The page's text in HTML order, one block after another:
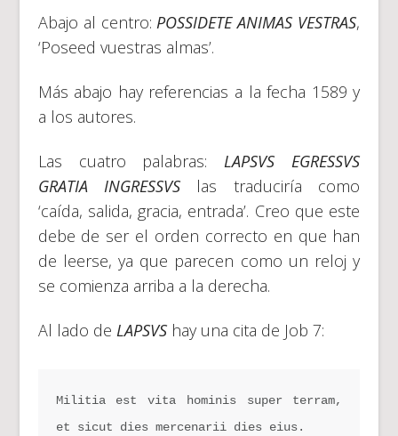
Abajo al centro:POSSIDETE ANIMAS VESTRAS,
‘Poseed vuestras almas’.
Más abajo hay referencias a la fecha 1589 y
a los autores.
Las cuatro palabras:LAPSVS EGRESSVS
GRATIA INGRESSVS las traduciría como
‘caída, salida, gracia, entrada’. Creo que este
debe de ser el orden correcto en que han
de leerse, ya que parecen como un reloj y
se comienza arriba a la derecha.
Al lado de LAPSVShay una cita de Job 7:
Militia est vita hominis super terram,
et sicut dies mercenarii dies eius.